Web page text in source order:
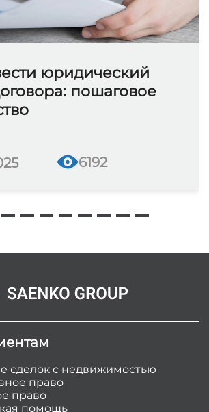
юридический
пошаговое
6192
сделок с недвижимостью
право
право
помощь